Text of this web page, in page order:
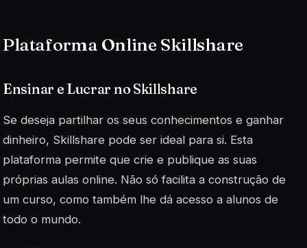
Plataforma Online Skillshare
Ensinar e Lucrar no Skillshare
Se deseja partilhar os seus conhecimentos e ganhar
dinheiro, Skillshare pode ser ideal para si. Esta
plataforma permite que crie e publique as suas
próprias aulas online. Não só facilita a construção de
um curso, como também lhe dá acesso a alunos de
todo o mundo.